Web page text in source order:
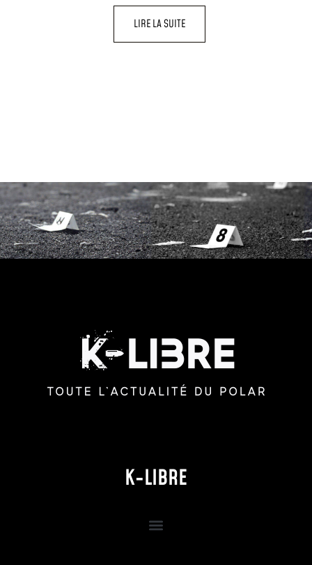
LIRE LA SUITE
K-LIBRE